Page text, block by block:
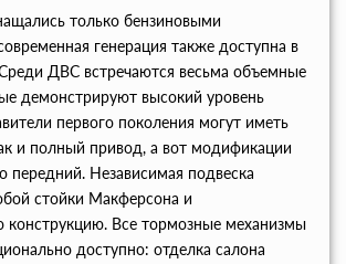
только бензиновыми
генерация также доступна в
ДВС встречаются весьма объемные
демонстрируют высокий уровень
первого поколения могут иметь
и полный привод, а вот модификации
передний. Независимая подвеска
стойки Макферсона и
Все тормозные механизмы
доступно: отделка салона